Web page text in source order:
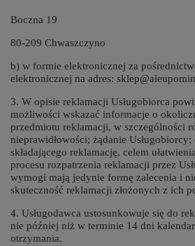
Boczna 19
80-209 Chwaszczyno
b) w formie elektronicznej za
elektronicznej na adres:
3. W opisie reklamacji Usługobiorca
możliwości wskazać informacje o
przedmiotu reklamacji, w szczególności
nieprawidłowości; żądanie
składającego reklamację, celem
procesu rozpatrzenia reklamacji przez
wymogi mają jedynie formę zalecenia i
skuteczność reklamacji złożonych z ich
4. Usługodawca ustosunkowuje się do
nie później niż w terminie 14 dni
otrzymania.